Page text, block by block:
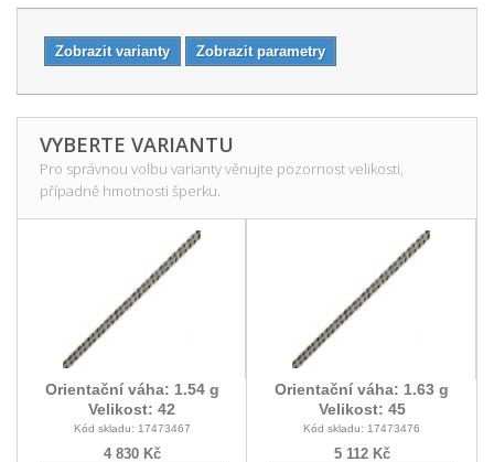
Zobrazit varianty Zobrazit parametry
VYBERTE VARIANTU
Pro správnou volbu varianty věnujte pozornost velikosti,
případně hmotnosti šperku.
Orientační váha: 1.54 g
Velikost: 42
Kód skladu: 17473467
4 830 Kč
Orientační váha: 1.63 g
Velikost: 45
Kód skladu: 17473476
5 112 Kč